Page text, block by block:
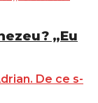
„Eu